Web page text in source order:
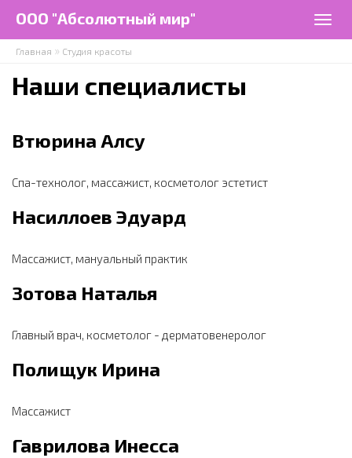
ООО "Абсолютный мир"
Главная » Студия красоты
Наши специалисты
Втюрина Алсу
Спа-технолог, массажист, косметолог эстетист
Насиллоев Эдуард
Массажист, мануальный практик
Зотова Наталья
Главный врач, косметолог - дерматовенеролог
Полищук Ирина
Массажист
Гаврилова Инесса